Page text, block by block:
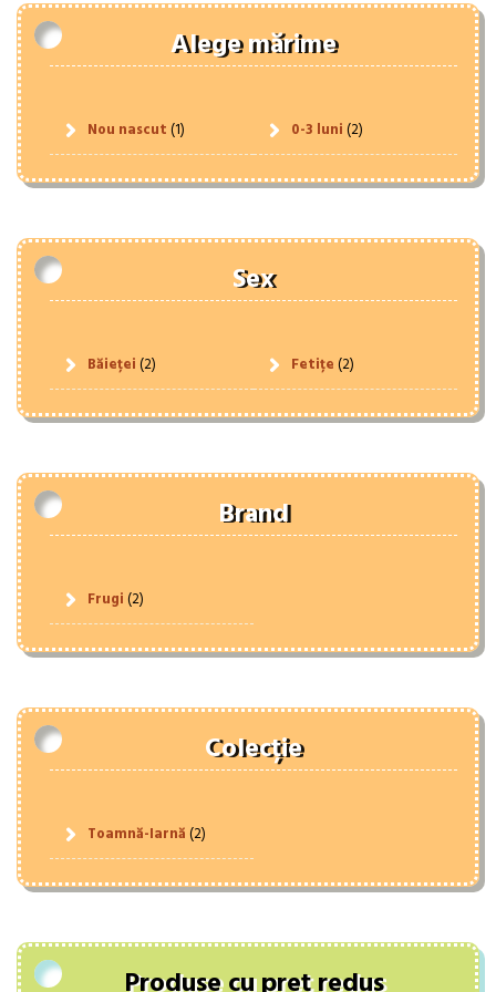
Alege mărime
Nou nascut(1) 0-3 luni(2)
Sex
Băieței(2) Fetițe(2)
Brand
Frugi(2)
Colecție
Toamnă-Iarnă(2)